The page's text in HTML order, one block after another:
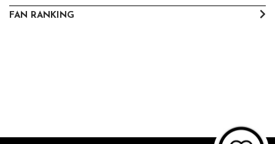
FAN RANKING